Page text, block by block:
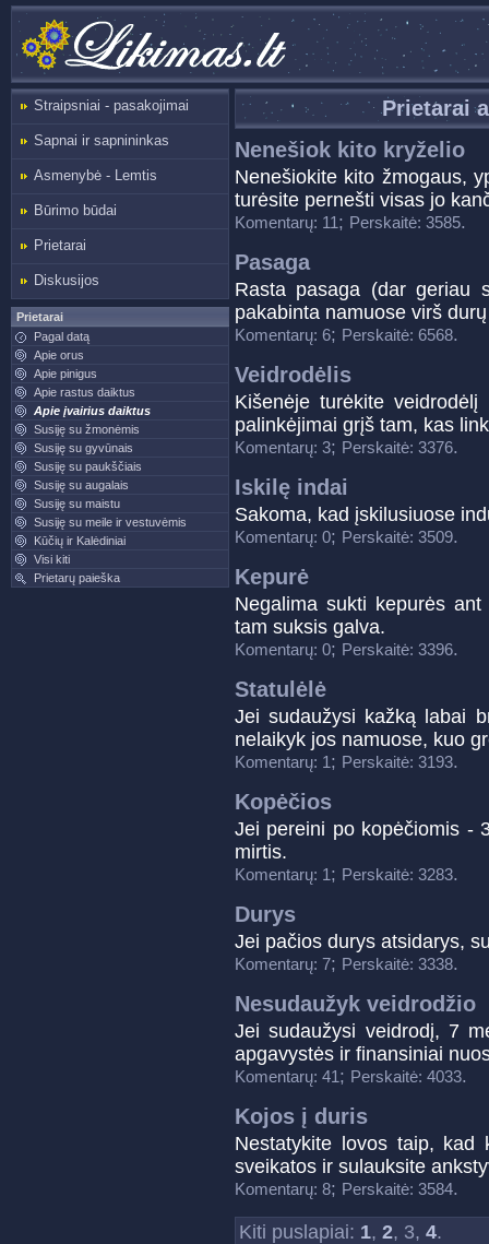
Straipsniai - pasakojimai
Sapnai ir sapnininkas
Asmenybė - Lemtis
Būrimo būdai
Prietarai
Diskusijos
Prietarai
Pagal datą
Apie orus
Apie pinigus
Apie rastus daiktus
Apie įvairius daiktus
Susiję su žmonėmis
Susiję su gyvūnais
Susiję su paukščiais
Susiję su augalais
Susiję su maistu
Susiję su meile ir vestuvėmis
Kūčių ir Kalėdiniai
Visi kiti
Prietarų paieška
Prietarai
Nenešiok kito kryželio
Nenešiokite kito žmogaus,
turėsite pernešti visas jo
Komentarų: 11; Perskaitė: 3585.
Pasaga
Rasta pasaga (dar geriau
pakabinta namuose virš
Komentarų: 6; Perskaitė: 6568.
Veidrodėlis
Kišenėje turėkite
palinkėjimai grįš tam, kas
Komentarų: 3; Perskaitė: 3376.
Iskilę indai
Sakoma, kad įskilusiuose
Komentarų: 0; Perskaitė: 3509.
Kepurė
Negalima sukti kepurės
tam suksis galva.
Komentarų: 0; Perskaitė: 3396.
Statulėlė
Jei sudaužysi kažką labai
nelaikyk jos namuose, kuo
Komentarų: 1; Perskaitė: 3193.
Kopėčios
Jei pereini po kopėčiomis -
mirtis.
Komentarų: 1; Perskaitė: 3283.
Durys
Jei pačios durys atsidarys,
Komentarų: 7; Perskaitė: 3338.
Nesudaužyk veidrodžio
Jei sudaužysi veidrodį, 7
apgavystės ir finansiniai
Komentarų: 41; Perskaitė: 4033.
Kojos į duris
Nestatykite lovos taip,
sveikatos ir sulauksite
Komentarų: 8; Perskaitė: 3584.
Kiti puslapiai: 1, 2, 3, 4.